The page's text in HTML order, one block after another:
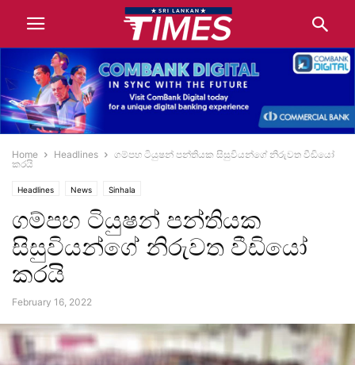
Home Headlines
ගම්පහ ටියුෂන් පන්තියක සිසුවියන්ගේ නිරුවත වීඩියෝ
කරයි
Headlines News Sinhala
ගම්පහ ටියුෂන් පන්තියක
සිසුවියන්ගේ නිරුවත වීඩියෝ
කරයි
February 16, 2022